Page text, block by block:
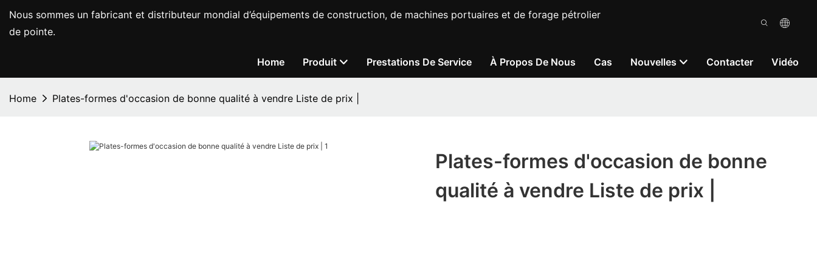
Nous sommes un fabricant et distributeur mondial d’équipements de construction, de machines portuaires et de forage pétrolier
de pointe.
Home Produit Prestations De Service À Propos De Nous Cas Nouvelles Contacter Vidéo
Home Plates-formes d'occasion de bonne qualité à vendre Liste de prix |
Plates-formes d'occasion de bonne
qualité à vendre Liste de prix |